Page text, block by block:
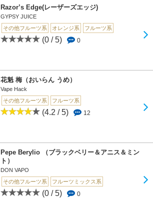
Razor’s Edge(レーザーズエッジ)
GYPSY JUICE
その他フルーツ系
オレンジ系 フルーツ系
(0 / 5) 0
花魁 梅（おいらん うめ）
Vape Hack
その他フルーツ系
フルーツ系
(4.2 / 5) 12
Pepe Berylio （ブラックベリー＆アニス＆ミン
ト）
DON VAPO
その他フルーツ系
フルーツミックス系
(0 / 5) 0